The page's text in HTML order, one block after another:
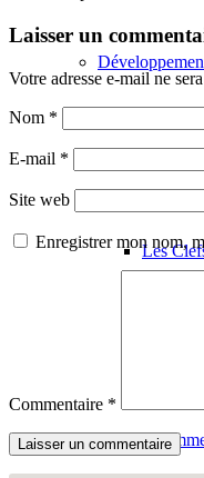
Les
Stages en
Laisser un
Votre adresse e-mail ne
Nom *
E-mail *
Site web
Enregistrer mon nom,
Commentaire *